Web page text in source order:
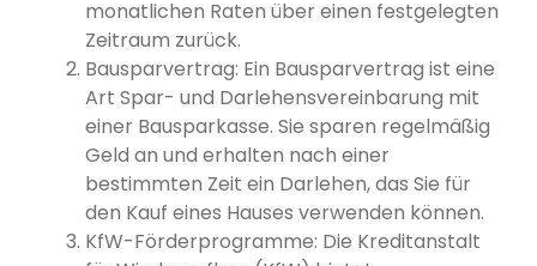
monatlichen Raten über einen festgelegten
Zeitraum zurück.
Bausparvertrag: Ein Bausparvertrag ist eine
Art Spar- und Darlehensvereinbarung mit
einer Bausparkasse. Sie sparen regelmäßig
Geld an und erhalten nach einer
bestimmten Zeit ein Darlehen, das Sie für
den Kauf eines Hauses verwenden können.
KfW-Förderprogramme: Die Kreditanstalt